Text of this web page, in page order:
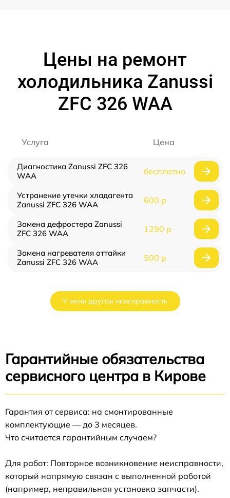
Цены на ремонт
холодильника Zanussi
ZFC 326 WAA
Услуга Цена
Диагностика Zanussi ZFC 326
WAA
бесплатно
Устранение утечки хладагента
Zanussi ZFC 326 WAA
600 р
Замена дефростера Zanussi
ZFC 326 WAA
1290 р
Замена нагревателя оттайки
Zanussi ZFC 326 WAA
500 р
У меня другая неисправность
Гарантийные обязательства
сервисного центра в Кирове
Гарантия от сервиса: на смонтированные
комплектующие — до 3 месяцев.
Что считается гарантийным случаем?
Для работ: Повторное возникновение неисправности,
который напрямую связан с выполненной работой
(например, неправильная установка запчасти).